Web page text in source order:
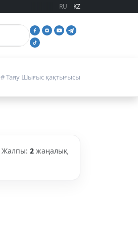
RU KZ
# Таяу Шығыс қақтығысы
Жалпы: 2 жаңалық